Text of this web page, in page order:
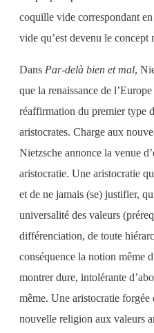
coquille vide correspondant
vide qu’est devenu le concept
Dans Par-delà bien et mal,
que la renaissance de
réaffirmation du premier type
aristocrates. Charge aux
Nietzsche annonce la venue
aristocratie. Une aristocratie
et de ne jamais (se) justifier,
universalité des valeurs
différenciation, de toute
conséquence la notion même
montrer dure, intolérante
même. Une aristocratie forgée
nouvelle religion aux valeurs